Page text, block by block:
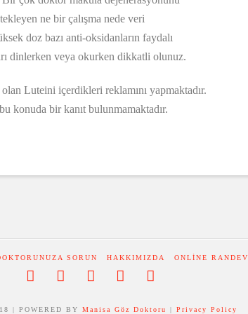
ne bir çalışma nede veri
doz bazı anti-oksidanların faydalı
dinlerken veya okurken dikkatli olunuz.
Luteini içerdikleri reklamını yapmaktadır.
konuda bir kanıt bulunmamaktadır.
SORUN HAKKIMIZDA ONLINE
| POWERED BY Manisa Göz Doktoru Privacy Policy